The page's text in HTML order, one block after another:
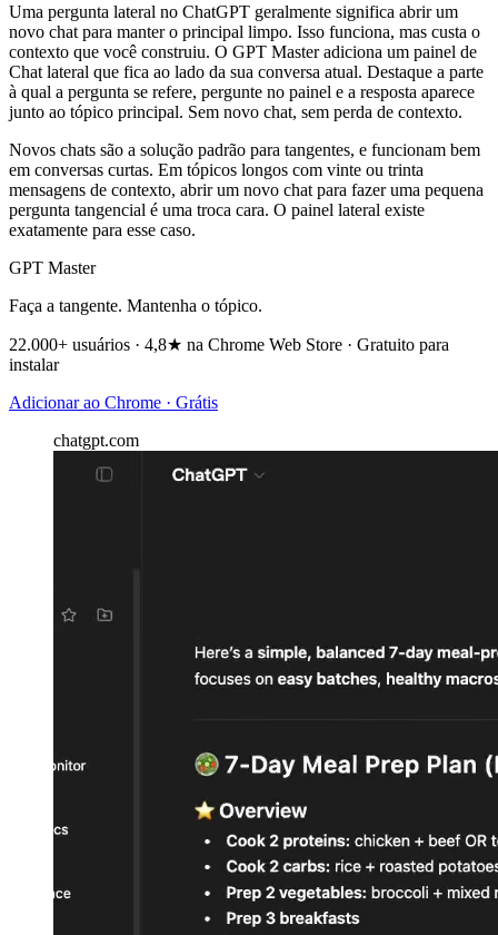
Uma pergunta lateral no ChatGPT geralmente significa abrir um
novo chat para manter o principal limpo. Isso funciona, mas custa o
contexto que você construiu. O GPT Master adiciona um painel de
Chat lateral que fica ao lado da sua conversa atual. Destaque a parte
à qual a pergunta se refere, pergunte no painel e a resposta aparece
junto ao tópico principal. Sem novo chat, sem perda de contexto.
Novos chats são a solução padrão para tangentes, e funcionam bem
em conversas curtas. Em tópicos longos com vinte ou trinta
mensagens de contexto, abrir um novo chat para fazer uma pequena
pergunta tangencial é uma troca cara. O painel lateral existe
exatamente para esse caso.
GPT Master
Faça a tangente. Mantenha o tópico.
22.000+ usuários · 4,8★ na Chrome Web Store · Gratuito para
instalar
Adicionar ao Chrome · Grátis
chatgpt.com